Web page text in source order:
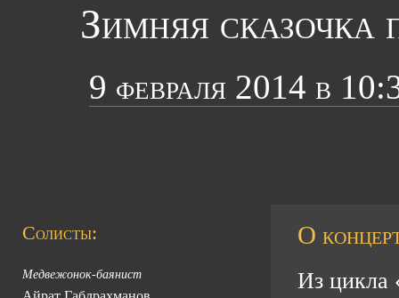
Зимняя
9 февраля 2014 в
Солисты:
Медвежонок-баянист
О
Из цикла